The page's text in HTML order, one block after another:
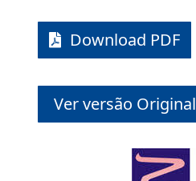
Download PDF
Ver versão Original